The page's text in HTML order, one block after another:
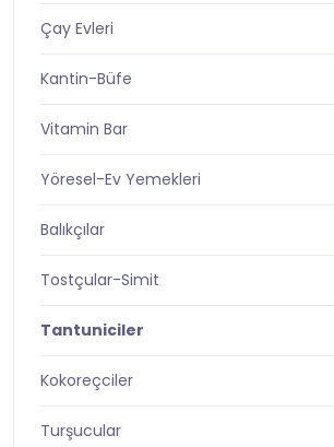
Çay Evleri
Kantin-Büfe
Vitamin Bar
Yöresel-Ev Yemekleri
Balıkçılar
Tostçular-Simit
Tantuniciler
Kokoreçciler
Turşucular